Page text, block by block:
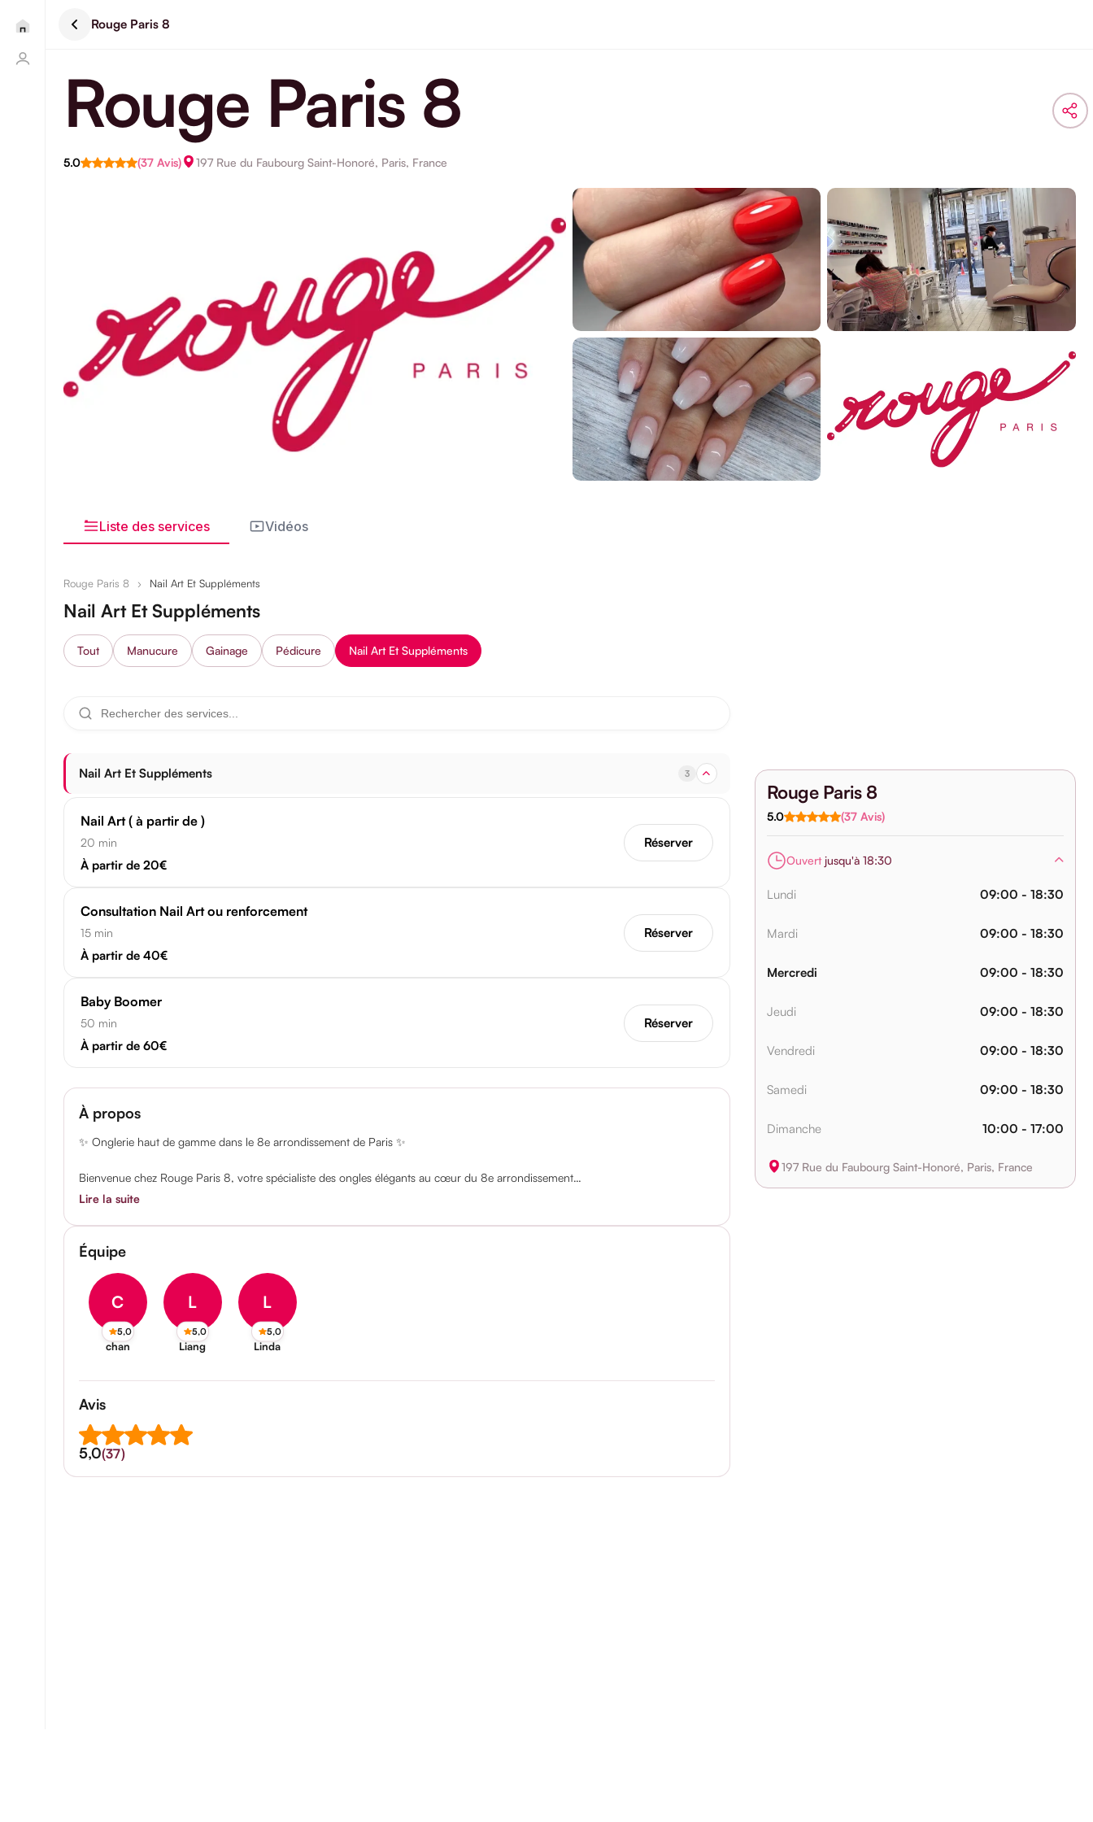
Rouge Paris 8
Rouge Paris 8
5.0 (37 Avis) 197 Rue du Faubourg Saint-Honoré, Paris, France
Liste des services Vidéos
Rouge Paris 8 › Nail Art Et Suppléments
Nail Art Et Suppléments
Tout Manucure Gainage Pédicure Nail Art Et Suppléments
Nail Art Et Suppléments 3
Nail Art ( à partir de )
20 min
À partir de 20€
Réserver
Consultation Nail Art ou renforcement
15 min
À partir de 40€
Réserver
Baby Boomer
50 min
À partir de 60€
Réserver
À propos
✨ Onglerie haut de gamme dans le 8e arrondissement de Paris ✨
Bienvenue chez Rouge Paris 8, votre spécialiste des ongles élégants au cœur du 8e arrondissement…
Lire la suite
Équipe
C
5,0
chan
L
5,0
Liang
L
5,0
Linda
Avis
5,0(37)
Rouge Paris 8
5.0 (37 Avis)
Ouvertjusqu'à 18:30
Lundi 09:00 - 18:30
Mardi 09:00 - 18:30
Mercredi 09:00 - 18:30
Jeudi 09:00 - 18:30
Vendredi 09:00 - 18:30
Samedi 09:00 - 18:30
Dimanche 10:00 - 17:00
197 Rue du Faubourg Saint-Honoré, Paris, France